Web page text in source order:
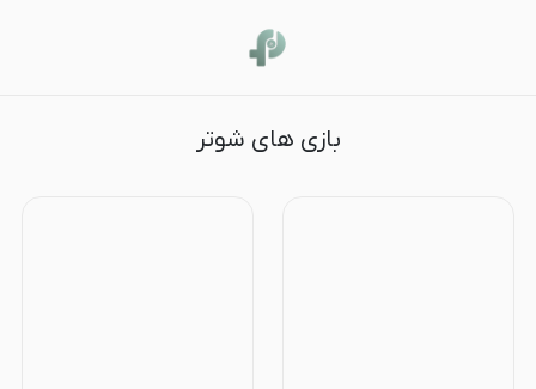
بازی های شوتر